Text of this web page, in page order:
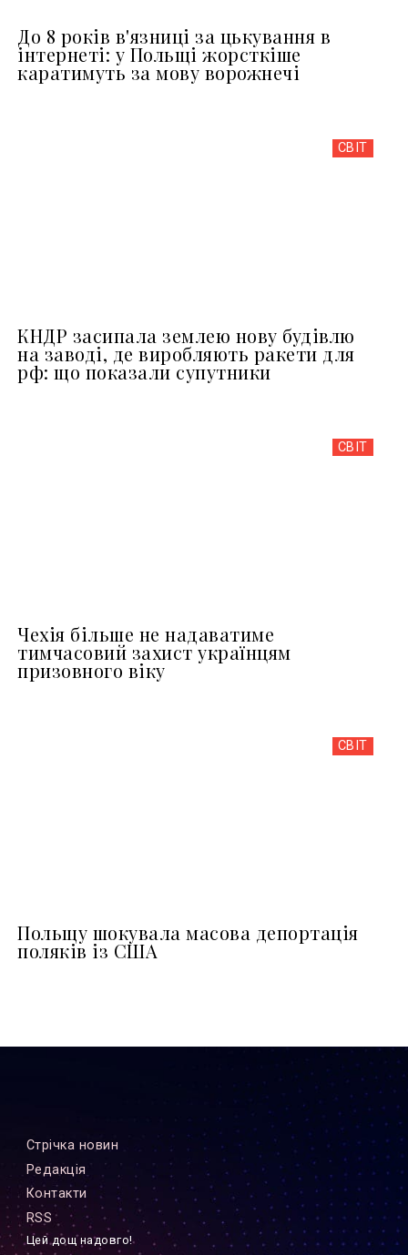
До 8 років в'язниці за цькування в
інтернеті: у Польщі жорсткіше
каратимуть за мову ворожнечі
СВІТ
КНДР засипала землею нову будівлю
на заводі, де виробляють ракети для
рф: що показали супутники
СВІТ
Чехія більше не надаватиме
тимчасовий захист українцям
призовного віку
СВІТ
Польщу шокувала масова депортація
поляків із США
Стрiчка новин
Редакцiя
Контакти
RSS
Цей дощ надовго!